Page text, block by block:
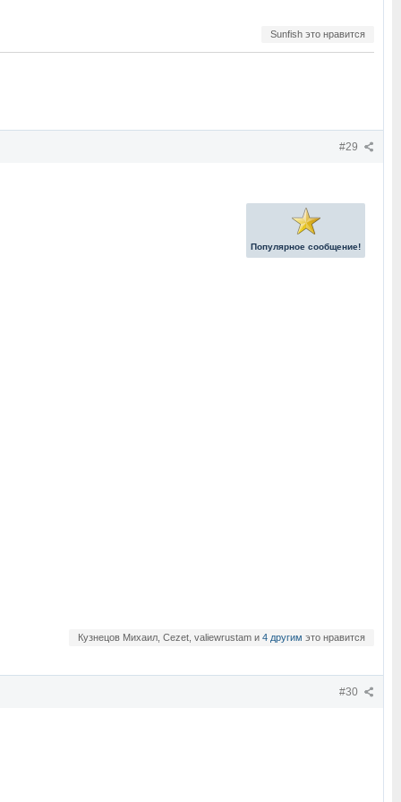
Sunfish это нравится
#29
Популярное сообщение!
Кузнецов Михаил, Cezet, valiewrustam и 4 другим это нравится
#30